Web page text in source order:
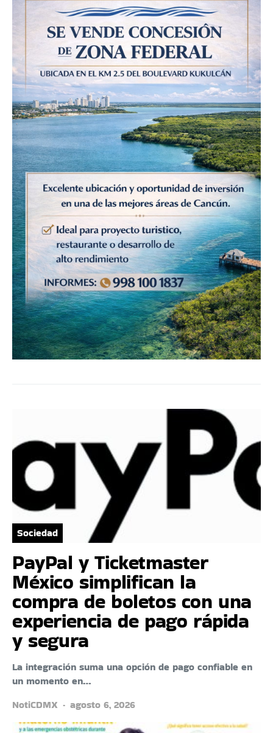
Sociedad
PayPal y Ticketmaster
México simplifican la
compra de boletos con una
experiencia de pago rápida
y segura
La integración suma una opción de pago confiable en
un momento en…
NotiCDMX
agosto 6, 2026